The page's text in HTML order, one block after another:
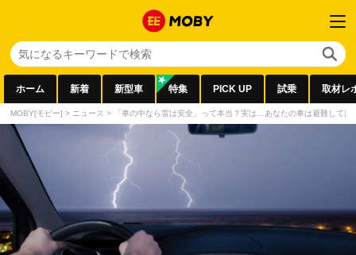
ホーム 新着 新型車 特集 PICK UP 試乗 取材レ
MOBY[モビー] > ニュース > 「車の中なら雷は安全」って本当？実は…あなたの車は避難しては